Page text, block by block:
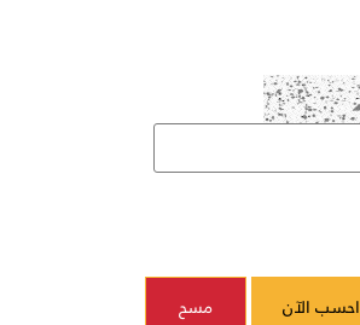
احسب الآن مسح